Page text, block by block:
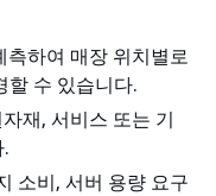
측하여 매장 위치별로
할 수 있습니다.
재, 서비스 또는 기
소비, 서버 용량 요구